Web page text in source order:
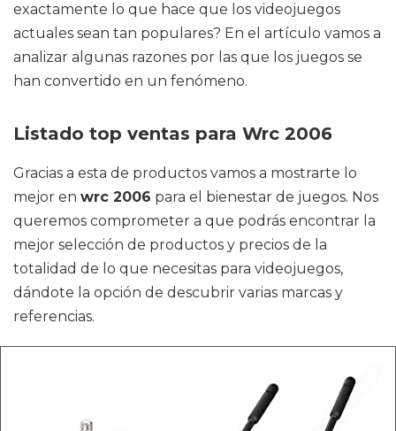
exactamente lo que hace que los videojuegos
actuales sean tan populares? En el artículo vamos a
analizar algunas razones por las que los juegos se
han convertido en un fenómeno.
Listado top ventas para Wrc 2006
Gracias a esta de productos vamos a mostrarte lo
mejor en wrc 2006 para el bienestar de juegos. Nos
queremos comprometer a que podrás encontrar la
mejor selección de productos y precios de la
totalidad de lo que necesitas para videojuegos,
dándote la opción de descubrir varias marcas y
referencias.